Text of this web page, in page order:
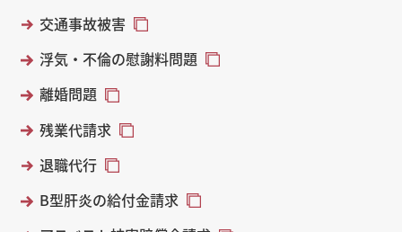
交通事故被害
浮気・不倫の慰謝料問題
離婚問題
残業代請求
退職代行
B型肝炎の給付金請求